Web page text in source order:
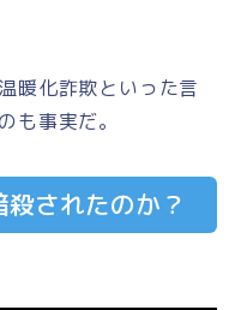
暖化詐欺といった言
も事実だ。
されたのか？